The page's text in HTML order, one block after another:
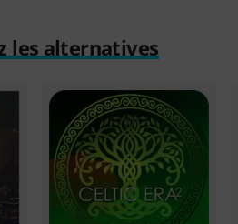
les alternatives